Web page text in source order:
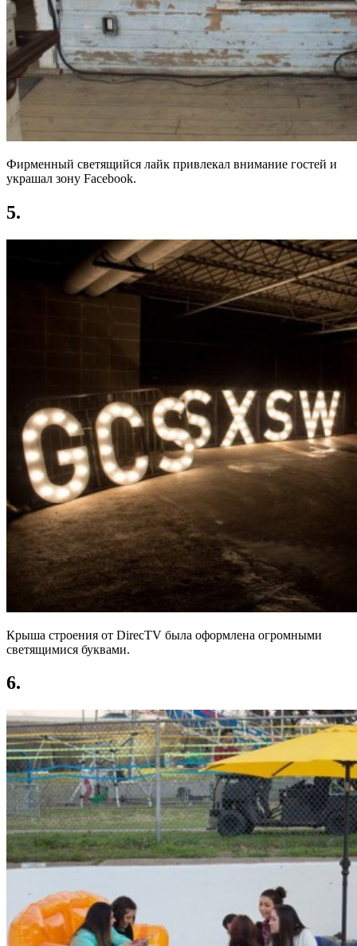
Фирменный светящийся лайк привлекал внимание гостей и
украшал зону Facebook.
5.
Крыша строения от DirecTV была оформлена огромными
светящимися буквами.
6.